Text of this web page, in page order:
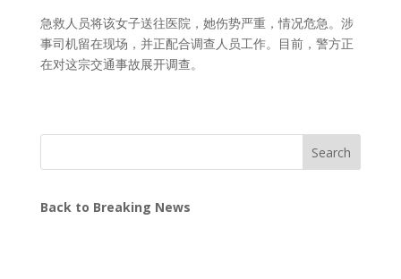
急救人员将该女子送往医院，她伤势严重，情况危急。涉
事司机留在现场，并正配合调查人员工作。目前，警方正
在对这宗交通事故展开调查。
Search
Back to Breaking News